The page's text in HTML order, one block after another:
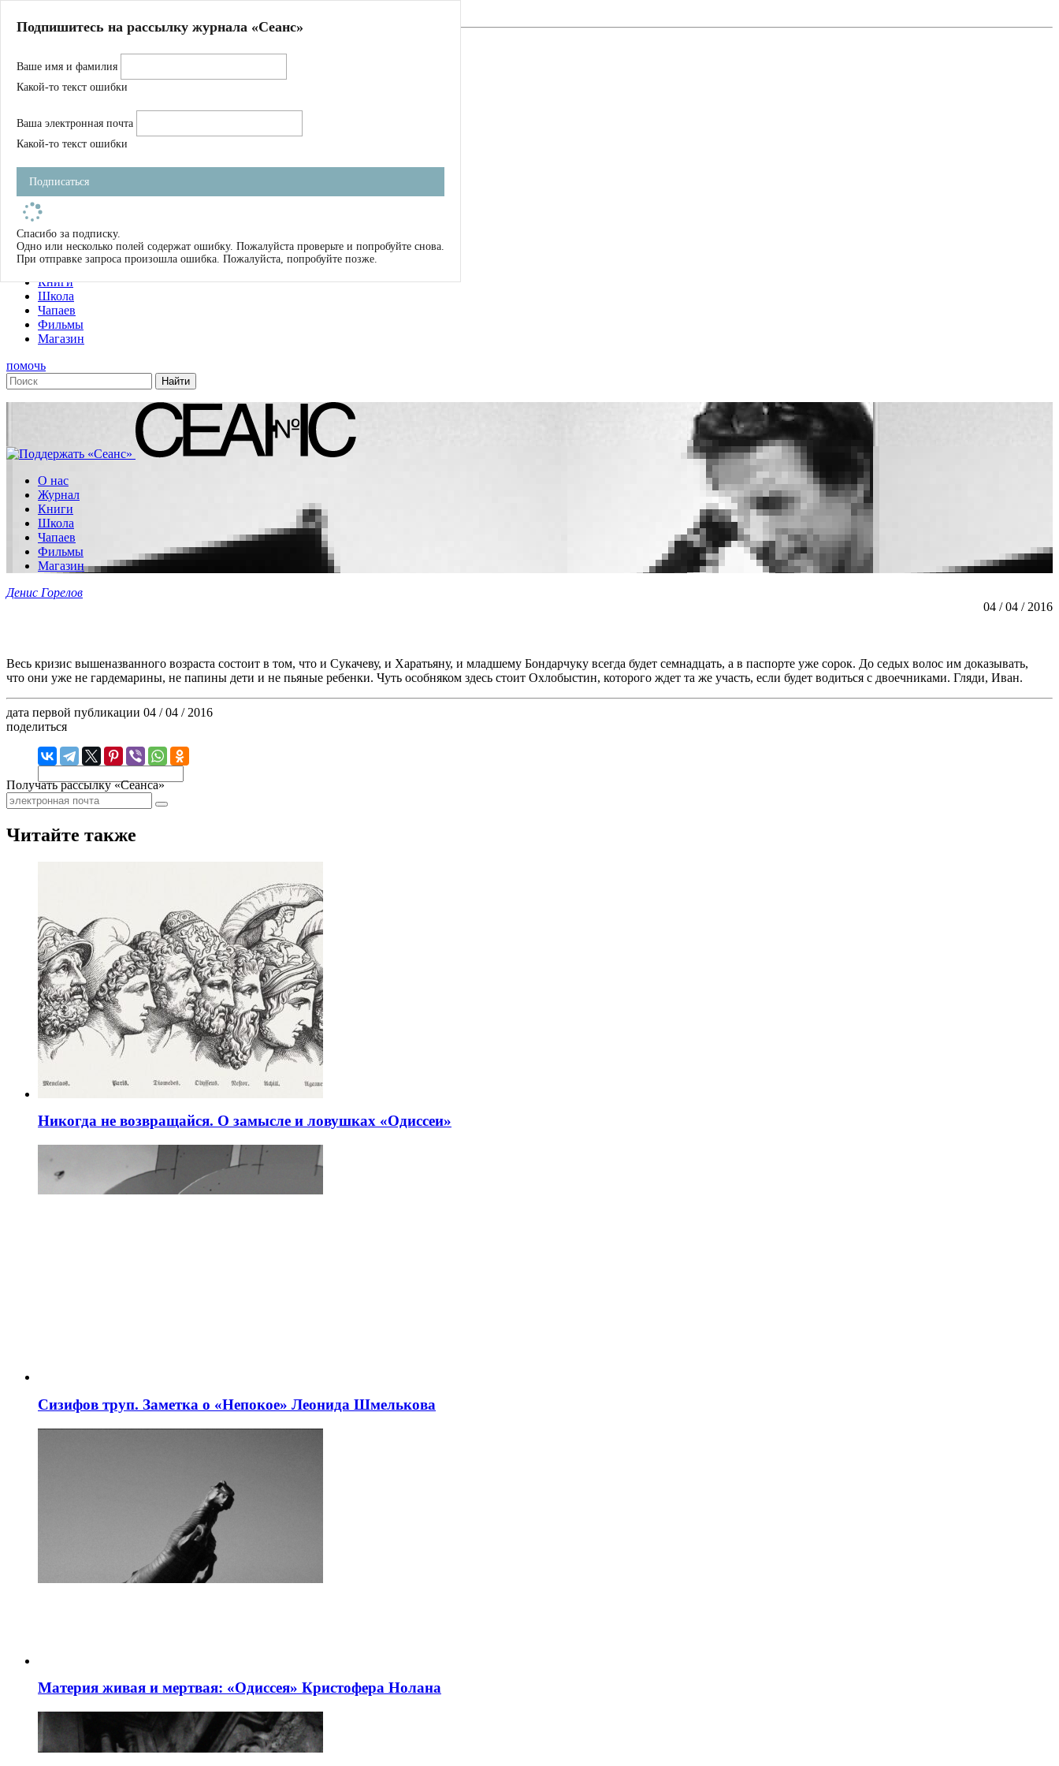
Магазин
Журнал
Школа
Устав
Фильмы
Имена
Тэги
О нас
Журнал
Книги
Школа
Чапаев
Фильмы
Магазин
помочь
О нас
Журнал
Книги
Школа
Чапаев
Фильмы
Магазин
Денис Горелов
04 / 04 / 2016
Весь кризис вышеназванного возраста состоит в том, что и Сукачеву, и Харатьяну, и младшему Бондарчуку всегда будет семнадцать, а в паспорте уже сорок. До седых волос им доказывать,
что они уже не гардемарины, не папины дети и не пьяные ребенки. Чуть особняком здесь стоит Охлобыстин, которого ждет та же участь, если будет водиться с двоечниками. Гляди, Иван.
дата первой публикации 04 / 04 / 2016
поделиться
Получать рассылку «Сеанса»
Читайте также
Никогда не возвращайся. О замысле и ловушках «Одиссеи»
Сизифов труп. Заметка о «Непокое» Леонида Шмелькова
Материя живая и мертвая: «Одиссея» Кристофера Нолана
Подпишитесь на рассылку журнала «Сеанс»
Ваше имя и фамилия
Какой-то текст ошибки
Ваша электронная почта
Какой-то текст ошибки
Подписаться
Спасибо за подписку.
Одно или несколько полей содержат ошибку. Пожалуйста проверьте и попробуйте снова.
При отправке запроса произошла ошибка. Пожалуйста, попробуйте позже.